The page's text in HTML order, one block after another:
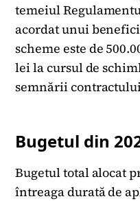
temeiul
acordat unui
scheme este de
lei la cursul de
semnării
Bugetul din
Bugetul total alocat
întreaga durată de